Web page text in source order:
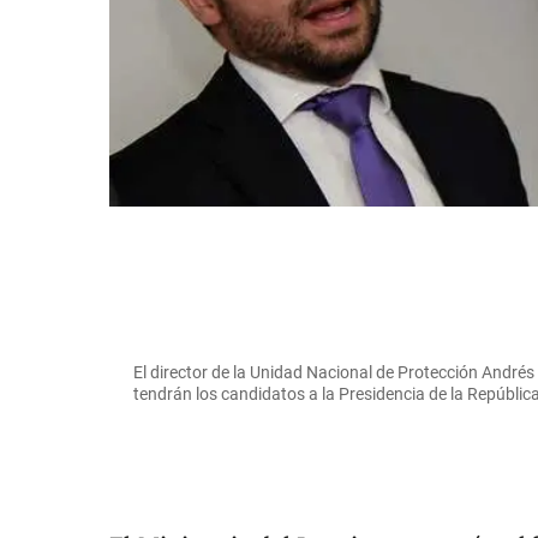
El director de la Unidad Nacional de Protección
tendrán los candidatos a la Presidencia de la